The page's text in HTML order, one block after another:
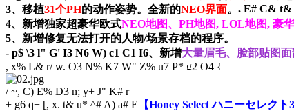
3、移植31个PH的动作姿势。全新的NEO界面。 , E# C& t&
4、新增独家超豪华欧式NEO地图、PH地图, LOL地图, 豪
5、新增修复无法打开的人物/场景存档的程序。
- p$ \3 l" G' I3 N6 W) c1 C1 I6、新增大量眉毛、脸部贴图面
, x% L& r/ w. O3 N% K7 W" Z% u7 P* g2 Q4 {
/ ~, C) E% D3 n; y+ J" K# r
+ g6 q+ [, x. t& u* ^# A) a# E 【Honey Select ハニーセレク